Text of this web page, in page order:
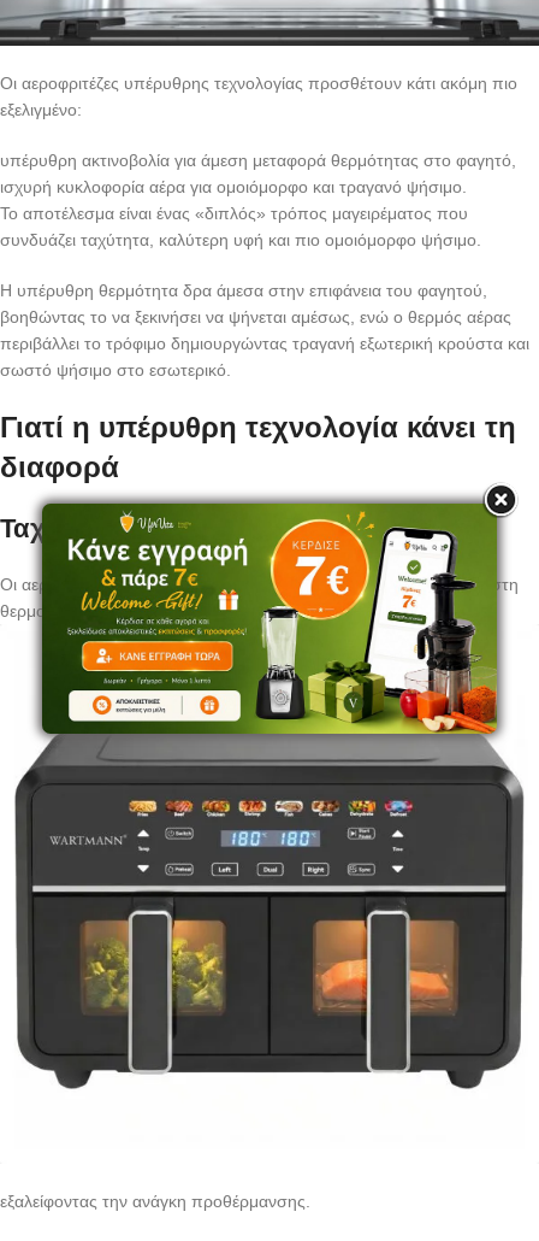
Οι αεροφριτέζες υπέρυθρης τεχνολογίας προσθέτουν κάτι ακόμη πιο
εξελιγμένο:
υπέρυθρη ακτινοβολία για άμεση μεταφορά θερμότητας στο φαγητό,
ισχυρή κυκλοφορία αέρα για ομοιόμορφο και τραγανό ψήσιμο.
Το αποτέλεσμα είναι ένας «διπλός» τρόπος μαγειρέματος που
συνδυάζει ταχύτητα, καλύτερη υφή και πιο ομοιόμορφο ψήσιμο.
Η υπέρυθρη θερμότητα δρα άμεσα στην επιφάνεια του φαγητού,
βοηθώντας το να ξεκινήσει να ψήνεται αμέσως, ενώ ο θερμός αέρας
περιβάλλει το τρόφιμο δημιουργώντας τραγανή εξωτερική κρούστα και
σωστό ψήσιμο στο εσωτερικό.
Γιατί η υπέρυθρη τεχνολογία κάνει τη
διαφορά
Ταχύτερη θέρμανση
Οι αεροφριτέζες υπέρυθρης τεχνολογίας φτάνουν πολύ γρήγορα στη
θερμοκρασία μαγειρέματος, μειώνοντας σημαντικά ή ακόμη και
εξαλείφοντας την ανάγκη προθέρμανσης.